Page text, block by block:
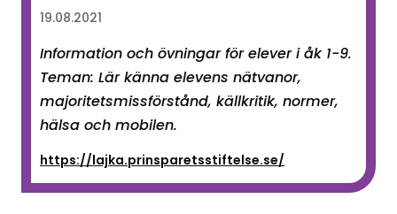
19.08.2021
Information och övningar för elever i åk 1-9.
Teman: Lär känna elevens nätvanor,
majoritetsmissförstånd, källkritik, normer,
hälsa och mobilen.
https://lajka.prinsparetsstiftelse.se/